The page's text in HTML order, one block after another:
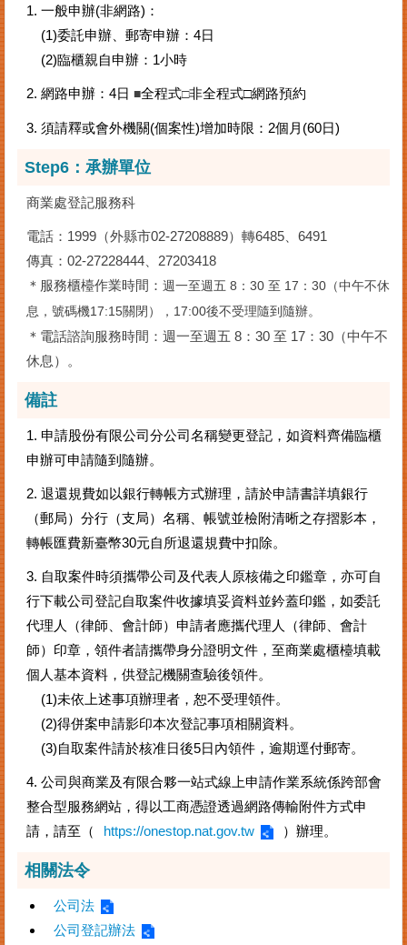
1. 一般申辦(非網路)：
(1)委託申辦、郵寄申辦：4日
(2)臨櫃親自申辦：1小時
2. 網路申辦：4日 ■全程式□非全程式□網路預約
3. 須請釋或會外機關(個案性)增加時限：2個月(60日)
Step6： 承辦單位
商業處登記服務科
電話：1999（外縣市02-27208889）轉6485、6491
傳真：02-27228444、27203418
＊服務櫃檯作業時間： 週一至週五 8：30 至 17：30（中午不休
息，號碼機17:15關閉），17:00後不受理隨到隨辦。
＊電話諮詢服務時間：週一至週五 8：30 至 17：30（中午不
休息）。
備註
1. 申請股份有限公司分公司名稱變更登記，如資料齊備臨櫃
申辦可申請隨到隨辦。
2. 退還規費如以銀行轉帳方式辦理，請於申請書詳填銀行
（郵局）分行（支局）名稱、帳號並檢附清晰之存摺影本，
轉帳匯費新臺幣30元自所退還規費中扣除。
3. 自取案件時須攜帶公司及代表人原核備之印鑑章，亦可自
行下載公司登記自取案件收據填妥資料並鈐蓋印鑑，如委託
代理人（律師、會計師）申請者應攜代理人（律師、會計
師）印章，領件者請攜帶身分證明文件，至商業處櫃檯填載
個人基本資料，供登記機關查驗後領件。
(1)未依上述事項辦理者，恕不受理領件。
(2)得併案申請影印本次登記事項相關資料。
(3)自取案件請於核准日後5日內領件，逾期逕付郵寄。
4. 公司與商業及有限合夥一站式線上申請作業系統係跨部會
整合型服務網站，得以工商憑證透過網路傳輸附件方式申
請，請至（
https://onestop.nat.gov.tw ）辦理。
相關法令
公司法
公司登記辦法